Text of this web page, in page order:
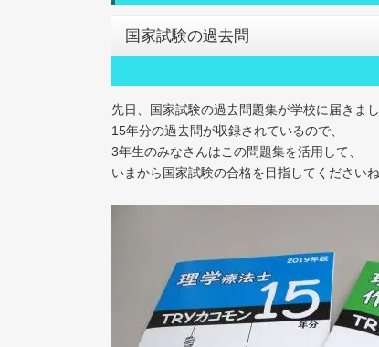
国家試験の過去問
先日、国家試験の過去問題集が学校に届きま
15年分の過去問が収録されているので、
3年生のみなさんはこの問題集を活用して、
いまから国家試験の合格を目指してくださいね